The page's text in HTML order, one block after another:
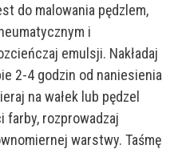
do malowania pędzlem,
i
emulsji. Nakładaj
2-4 godzin od naniesienia
na wałek lub pędzel
farby, rozprowadzaj
warstwy. Taśmę